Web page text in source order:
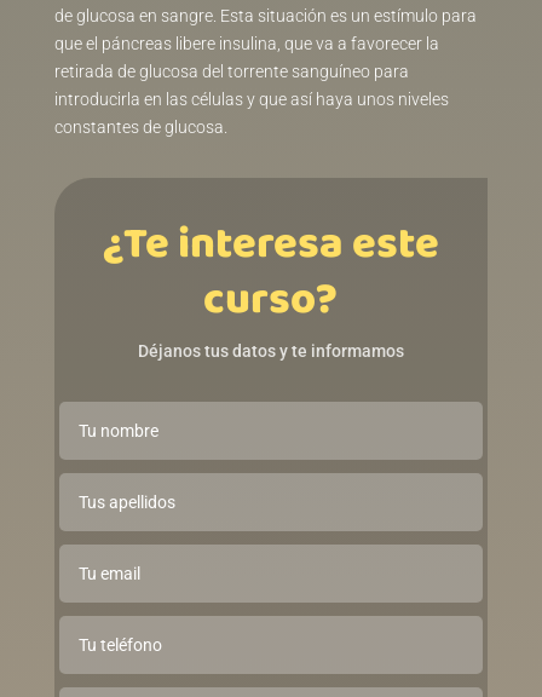
de glucosa en sangre. Esta situación es un estímulo para
que el páncreas libere insulina, que va a favorecer la
retirada de glucosa del torrente sanguíneo para
introducirla en las células y que así haya unos niveles
constantes de glucosa.
¿Te interesa este
curso?
Déjanos tus datos y te informamos